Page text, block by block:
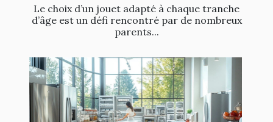
Le choix d’un jouet adapté à chaque tranche
d’âge est un défi rencontré par de nombreux
parents...